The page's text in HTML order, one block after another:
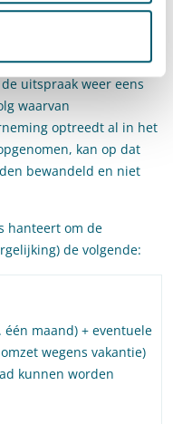
en daaraan
met de gerealiseerde
in een
uitspraak weer eens
waarvan
optreedt al in het
kan op dat
bewandeld en niet
hanteert om de
de volgende:
maand) + eventuele
wegens vakantie)
kunnen worden